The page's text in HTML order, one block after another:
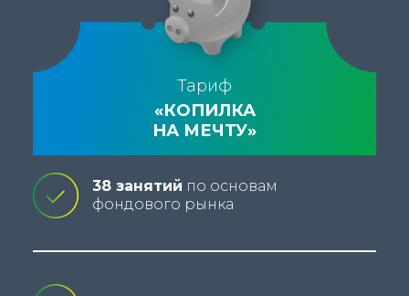
Тариф
«КОПИЛКА
НА МЕЧТУ»
38 занятий по основам
фондового рынка